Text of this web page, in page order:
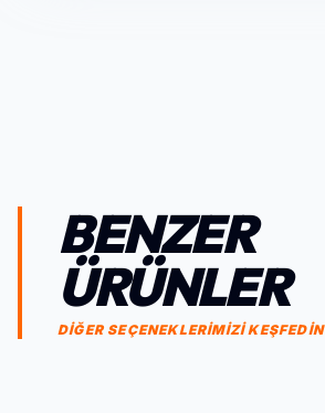
BENZER
ÜRÜNLER
DİĞER SEÇENEKLERİMİZİ KEŞFEDİN